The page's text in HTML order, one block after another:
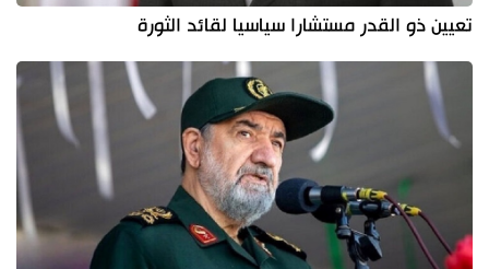
تعيين ذو القدر مستشارا سياسيا لقائد الثورة